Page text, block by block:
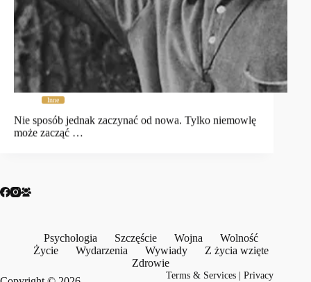
Inne
Nie sposób jednak zaczynać od nowa. Tylko niemowlę
może zacząć …
Psychologia Szczęście Wojna
Wolność
Życie
Wydarzenia Wywiady
Z życia wzięte
Zdrowie
Terms & Services |Privacy